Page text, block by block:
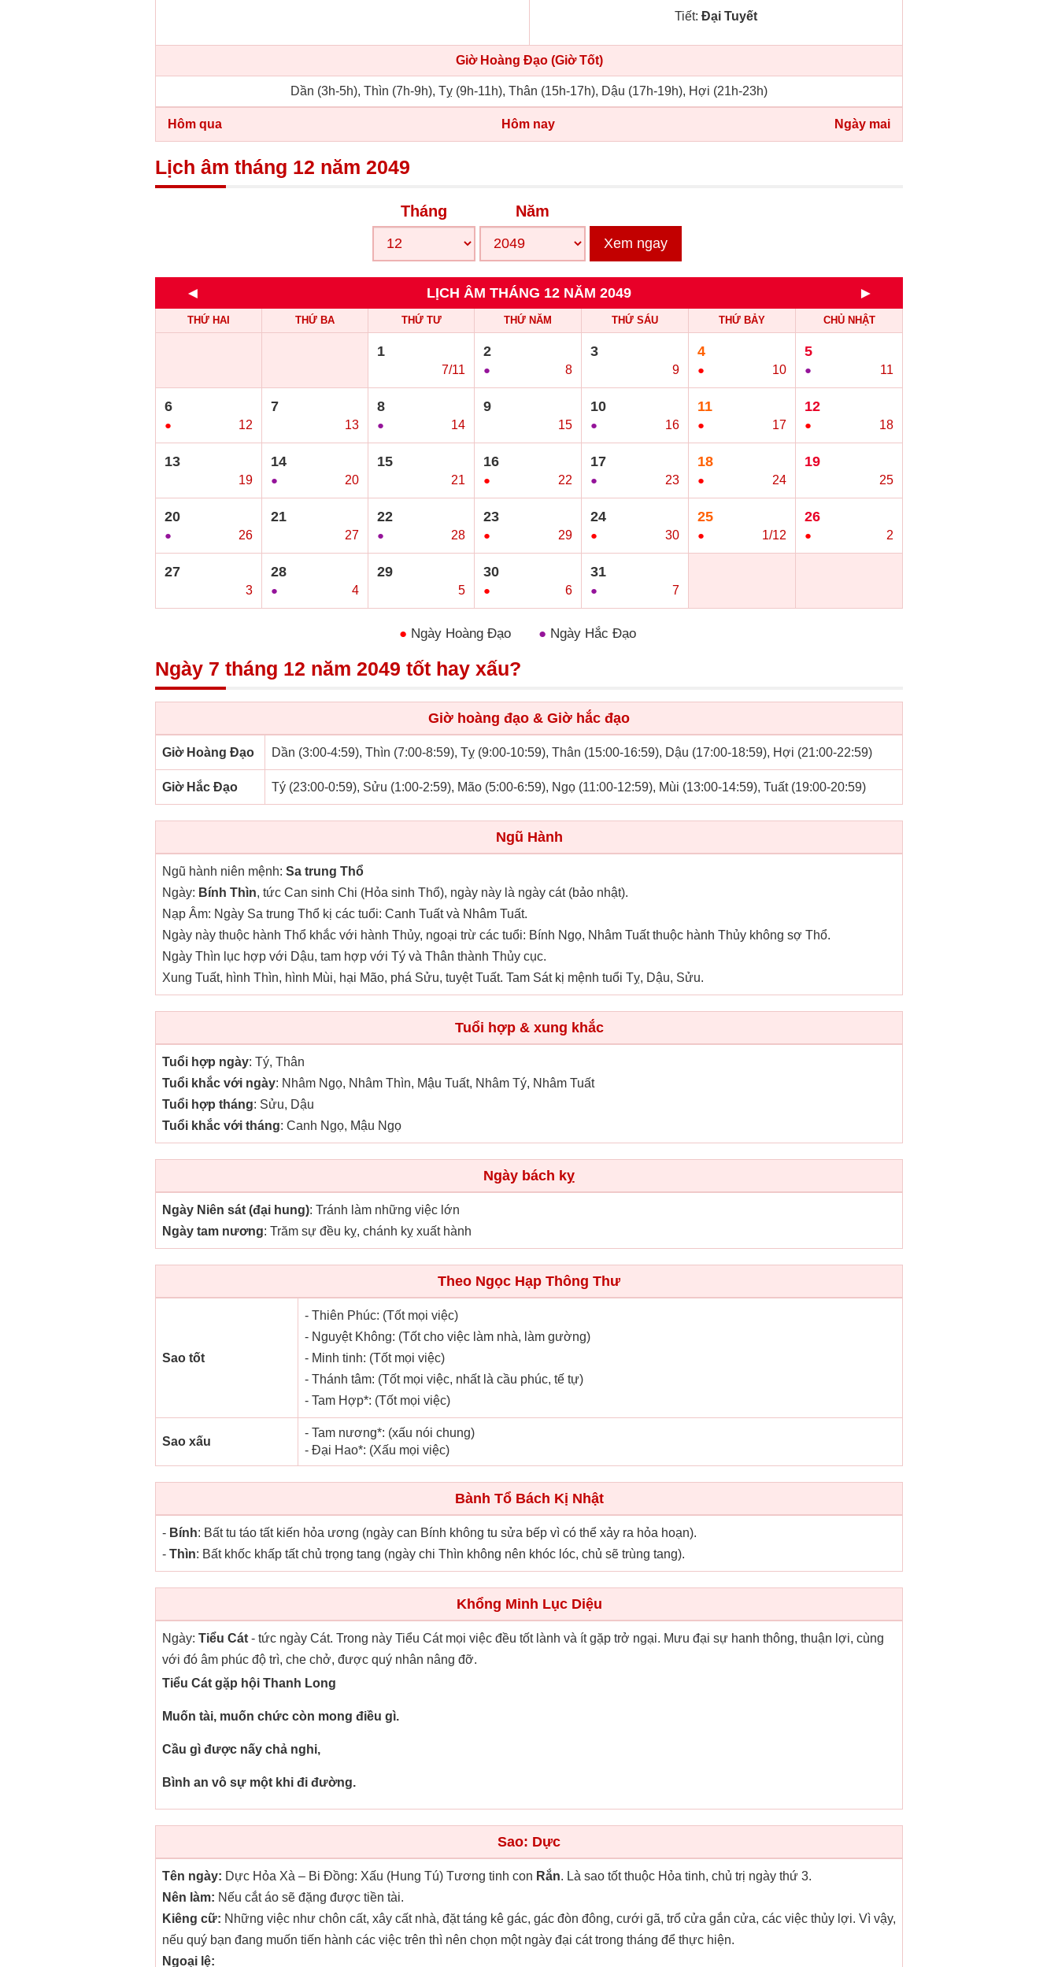
Tiết: Đại Tuyết
Giờ Hoàng Đạo (Giờ Tốt)
Dần (3h-5h), Thìn (7h-9h), Tỵ (9h-11h), Thân (15h-17h), Dậu (17h-19h), Hợi (21h-23h)
Hôm qua Hôm nay Ngày mai
Lịch âm tháng 12 năm 2049
Tháng Năm
Xem ngay
◄ LỊCH ÂM THÁNG 12 NĂM 2049 ►
THỨ HAI THỨ BA THỨ TƯ THỨ NĂM THỨ SÁU THỨ BẢY CHỦ NHẬT
1
7/11
2
● 8
3
9
4
● 10
5
● 11
6
● 12
7
13
8
● 14
9
15
10
● 16
11
● 17
12
● 18
13
19
14
● 20
15
21
16
● 22
17
● 23
18
● 24
19
25
20
● 26
21
27
22
● 28
23
● 29
24
● 30
25
● 1/12
26
● 2
27
3
28
● 4
29
5
30
● 6
31
● 7
● Ngày Hoàng Đạo ● Ngày Hắc Đạo
Ngày 7 tháng 12 năm 2049 tốt hay xấu?
Giờ hoàng đạo & Giờ hắc đạo
Giờ Hoàng Đạo Dần (3:00-4:59), Thìn (7:00-8:59), Tỵ (9:00-10:59), Thân (15:00-16:59), Dậu (17:00-18:59), Hợi (21:00-22:59)
Giờ Hắc Đạo Tý (23:00-0:59), Sửu (1:00-2:59), Mão (5:00-6:59), Ngọ (11:00-12:59), Mùi (13:00-14:59), Tuất (19:00-20:59)
Ngũ Hành
Ngũ hành niên mệnh: Sa trung Thổ
Ngày: Bính Thìn, tức Can sinh Chi (Hỏa sinh Thổ), ngày này là ngày cát (bảo nhật).
Nạp Âm: Ngày Sa trung Thổ kị các tuổi: Canh Tuất và Nhâm Tuất.
Ngày này thuộc hành Thổ khắc với hành Thủy, ngoại trừ các tuổi: Bính Ngọ, Nhâm Tuất thuộc hành Thủy không sợ Thổ.
Ngày Thìn lục hợp với Dậu, tam hợp với Tý và Thân thành Thủy cục.
Xung Tuất, hình Thìn, hình Mùi, hại Mão, phá Sửu, tuyệt Tuất. Tam Sát kị mệnh tuổi Tỵ, Dậu, Sửu.
Tuổi hợp & xung khắc
Tuổi hợp ngày: Tý, Thân
Tuổi khắc với ngày: Nhâm Ngọ, Nhâm Thìn, Mậu Tuất, Nhâm Tý, Nhâm Tuất
Tuổi hợp tháng: Sửu, Dậu
Tuổi khắc với tháng: Canh Ngọ, Mậu Ngọ
Ngày bách kỵ
Ngày Niên sát (đại hung): Tránh làm những việc lớn
Ngày tam nương: Trăm sự đều kỵ, chánh kỵ xuất hành
Theo Ngọc Hạp Thông Thư
Sao tốt
- Thiên Phúc: (Tốt mọi việc)
- Nguyệt Không: (Tốt cho việc làm nhà, làm gường)
- Minh tinh: (Tốt mọi việc)
- Thánh tâm: (Tốt mọi việc, nhất là cầu phúc, tế tự)
- Tam Hợp*: (Tốt mọi việc)
Sao xấu
- Tam nương*: (xấu nói chung)
- Đại Hao*: (Xấu mọi việc)
Bành Tổ Bách Kị Nhật
- Bính: Bất tu táo tất kiến hỏa ương (ngày can Bính không tu sửa bếp vì có thể xảy ra hỏa hoạn).
- Thìn: Bất khốc khấp tất chủ trọng tang (ngày chi Thìn không nên khóc lóc, chủ sẽ trùng tang).
Khổng Minh Lục Diệu
Ngày: Tiểu Cát - tức ngày Cát. Trong này Tiểu Cát mọi việc đều tốt lành và ít gặp trở ngại. Mưu đại sự hanh thông, thuận lợi, cùng
với đó âm phúc độ trì, che chở, được quý nhân nâng đỡ.
Tiểu Cát gặp hội Thanh Long
Muốn tài, muốn chức còn mong điều gì.
Cầu gì được nấy chả nghi,
Bình an vô sự một khi đi đường.
Sao: Dực
Tên ngày: Dực Hỏa Xà – Bi Đồng: Xấu (Hung Tú) Tương tinh con Rắn. Là sao tốt thuộc Hỏa tinh, chủ trị ngày thứ 3.
Nên làm: Nếu cắt áo sẽ đặng được tiền tài.
Kiêng cữ: Những việc như chôn cất, xây cất nhà, đặt táng kê gác, gác đòn đông, cưới gã, trổ cửa gắn cửa, các việc thủy lợi. Vì vậy,
nếu quý bạn đang muốn tiến hành các việc trên thì nên chọn một ngày đại cát trong tháng để thực hiện.
Ngoại lệ: